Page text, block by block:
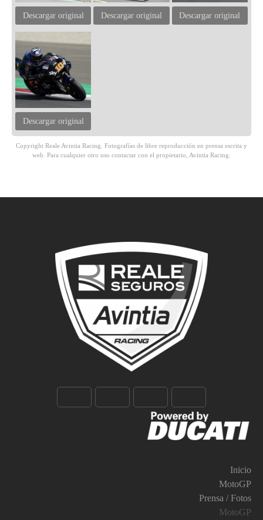
Descargar original Descargar original Descargar original
Descargar original
Copyright Reale Avintia Racing. Fotografías de libre reproducción en prensa escrita y
web. Para cualquier otro uso contactar con el propietario, Avintia Racing.
Inicio
MotoGP
Prensa / Fotos
MotoGP